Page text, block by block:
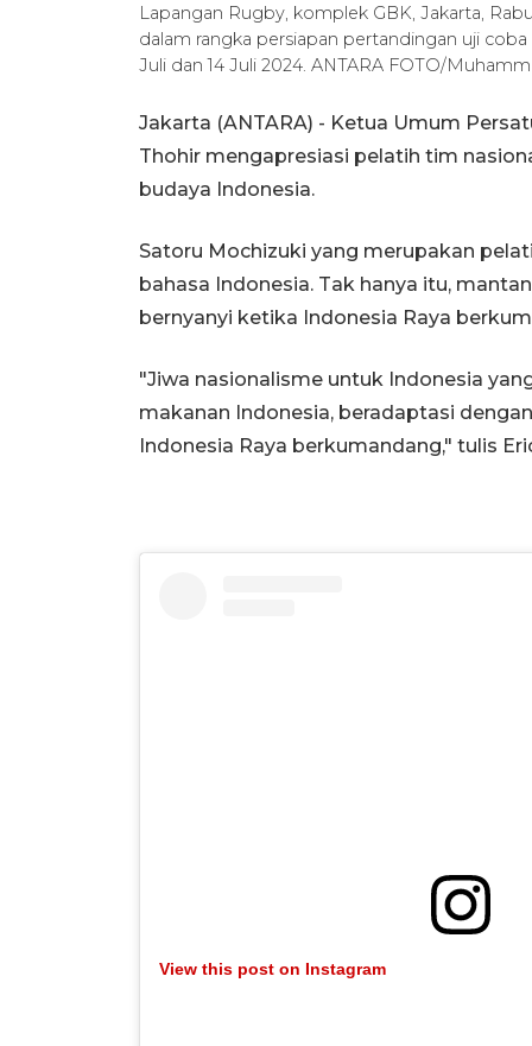
Lapangan Rugby, komplek GBK, Jakarta,
dalam rangka persiapan pertandingan uji
Juli dan 14 Juli 2024. ANTARA FOTO/
Jakarta (ANTARA) - Ketua Umum
Thohir mengapresiasi pelatih tim
budaya Indonesia.
Satoru Mochizuki yang merupakan
bahasa Indonesia. Tak hanya itu,
bernyanyi ketika Indonesia Raya
"Jiwa nasionalisme untuk Indonesia
makanan Indonesia, beradaptasi
Indonesia Raya berkumandang," tulis
View this post on Instagram